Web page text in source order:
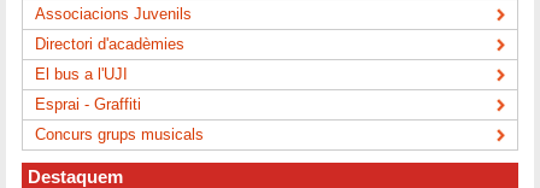
Associacions Juvenils
Directori d'acadèmies
El bus a l'UJI
Esprai - Graffiti
Concurs grups musicals
Destaquem